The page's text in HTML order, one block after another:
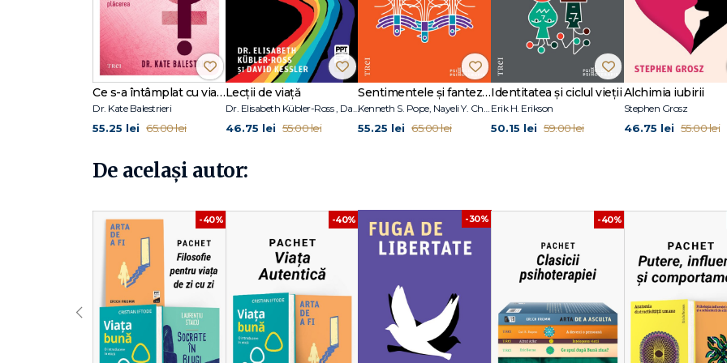
Arta de a iubi — Erich Fromm
Una dintre cele mai cunoscute cărți despre iubire ca act de maturitate, responsabilitate și cunoaștere.
Arta de a fi — Erich Fromm
O meditație asupra vieții trăite autentic, dincolo de posesii și conformism.
A AVEA sau A FI? — Erich Fromm
O lucrare esențială despre conflictul dintre materialism și dezvoltarea autentică a sinelui.
Anatomia distructivității umane — Erich Fromm
O explorare amplă a agresivității, violenței și impulsurilor distructive din natura umană.
Limbajul uitat. O introducere în înțelegerea viselor, basmelor și miturilor — Erich Fromm
O incursiune fascinantă în simboluri, vise și limbajul profund al inconștientului.
De ce să alegi acest pachet
Ce s-a întâmplat cu viața mea sexuală?
Dr. Kate Balestrieri
55.25 lei 65.00 lei
Lecții de viață
Dr. Elisabeth Kübler-Ross , David Kessler
46.75 lei 55.00 lei
Sentimentele și fanteziile sexuale ale terapeuților
55.25 lei 65.00 lei
Identitatea și ciclul vieții
Erik H. Erikson
50.15 lei 59.00 lei
Alchimia iubirii
Stephen Grosz
46.75 lei 55.00 lei
De același autor:
-40% -40% -30% -40%
‹